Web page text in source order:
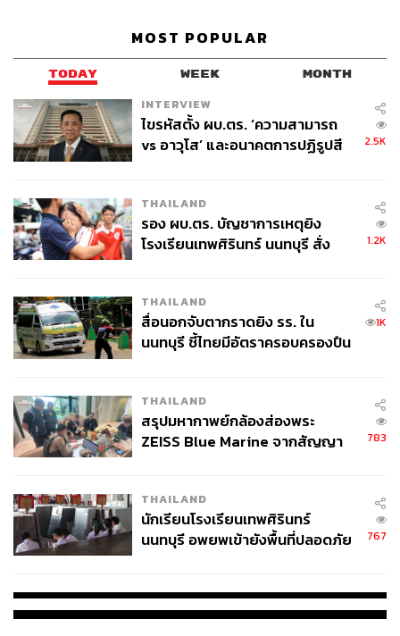
นานาชาติ ‘UNESCO Global Forum on the Ethics of AI’ ใน
เดือนมิถุนายน 2025 โดยงานนี้จะช่วยเน้นย้ำถึงความจำเป็น
ในการทำงานร่วมกันระหว่างผู้กำหนดนโยบาย นักการศึกษา
และภาคเอกชน เพื่อให้แน่ใจว่า AI จะได้รับการพัฒนาและนำ
ไปประยุกต์ใช้อย่างมีจริยธรรม นอกจากนี้ สหประชาชาติยัง
สนับสนุนการเปลี่ยนผ่านสู่ดิจิทัลของประเทศไทยในระดับ
นโยบาย หากเราให้ความสำคัญกับการนับรวมทุกกลุ่มคน
ระบบการศึกษาที่สนับสนุนให้เด็กทุกคนเติบโตได้อย่าง
สมบูรณ์
สร้างความเสมอภาค การนับรวมทุกกลุ่มคน และการเตรียม
ความพร้อมให้คนรุ่นใหม่สามารถหาหนทางของตนในโลกที่
ซับซ้อนและขับเคลื่อนด้วย AI เราต้องให้ค่ากับวิสัยทัศน์ของ
นักเรียนอย่างยุพรัตน์และอธิชาติ และเราต้องทำให้แน่ใจว่า
ภาพ:UNICEF
TAGS: ปัญญาประดิษฐ์ (Artificial intelligence - AI)
Unicef
การศึกษาไทย
MOST POPULAR
TODAY WEEK MONTH
INTERVIEW
ไขรหัสตั้ง ผบ.ตร. ‘ความสามารถ
vs อาวุโส’ และอนาคตการปฏิรูปสี
2.5K
THAILAND
รอง ผบ.ตร. บัญชาการเหตุยิง
โรงเรียนเทพศิรินทร์ นนทบุรี สั่ง
1.2K
THAILAND
สื่อนอกจับตากราดยิง รร. ใน
นนทบุรี ชี้ไทยมีอัตราครอบครองปืน
1K
THAILAND
สรุปมหากาพย์กล้องส่องพระ
ZEISS Blue Marine จากสัญญา
จ่ายหนี้-แอบระบุแบรนด์
783
THAILAND
นักเรียนโรงเรียนเทพศิรินทร์
นนทบุรี อพยพเข้ายังพื้นที่ปลอดภัย
767